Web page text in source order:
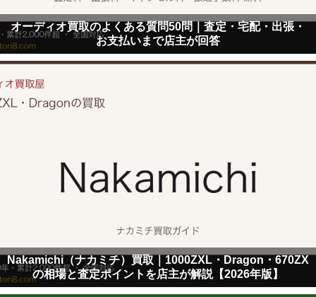
オーディオ買取のよくある質問50問｜査定・宅配・出張・
お支払いまで店主が回答
Nakamichi（ナカミチ）買取｜1000ZXL・Dragon・670ZX
の相場と査定ポイントを店主が解説【2026年版】